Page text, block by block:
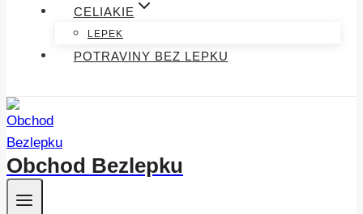
CELIAKIE
LEPEK
POTRAVINY BEZ LEPKU
Obchod Bezlepku